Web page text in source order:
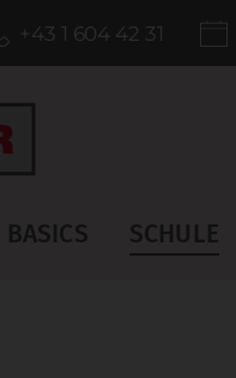
+43 1 604 42 31
BASICS SCHULE